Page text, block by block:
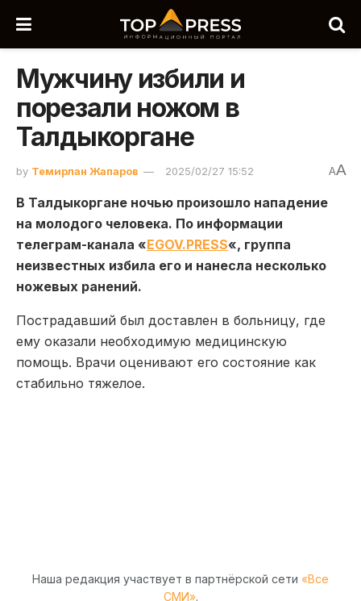
Мужчину избили и
порезали ножом в
Талдыкоргане
by Темирлан Жапаров 2025/02/27 15:52 AA
В Талдыкоргане ночью произошло нападение
на молодого человека. По информации
телеграм-канала «EGOV.PRESS«, группа
неизвестных избила его и нанесла несколько
ножевых ранений.
Пострадавший был доставлен в больницу, где
ему оказали необходимую медицинскую
помощь. Врачи оценивают его состояние как
стабильно тяжелое.
Наша редакция участвует в партнёрской сети «Все
СМИ».